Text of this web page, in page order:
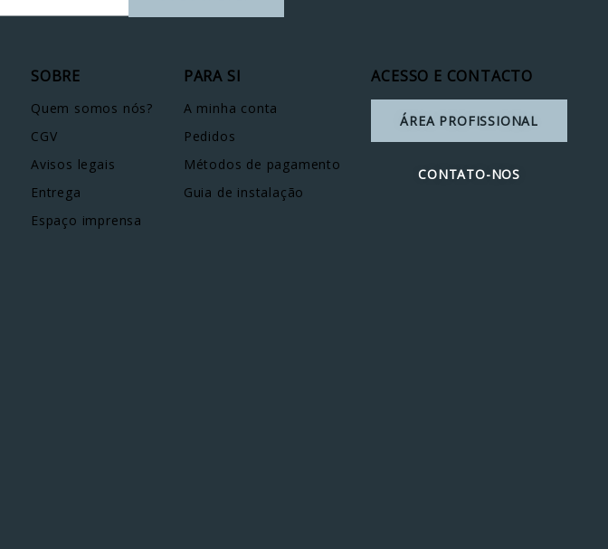
SOBRE
Quem somos nós?
CGV
Avisos legais
Entrega
Espaço imprensa
PARA SI
A minha conta
Pedidos
Métodos de pagamento
Guia de instalação
ACESSO E CONTACTO
ÁREA PROFISSIONAL
CONTATO-NOS